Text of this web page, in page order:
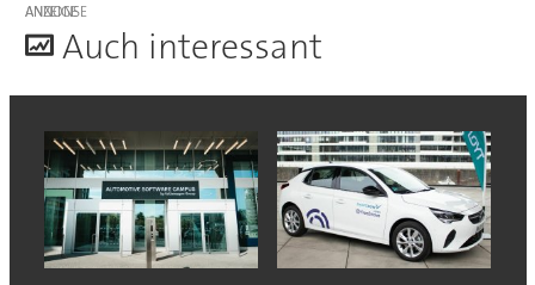
ANZEIGE
Auch interessant